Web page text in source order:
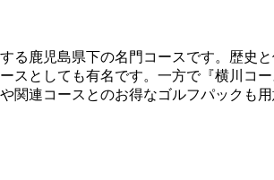
鹿児島県下の名門コースです。歴史と
スとしても有名です。一方で『横川コ
関連コースとのお得なゴルフパックも